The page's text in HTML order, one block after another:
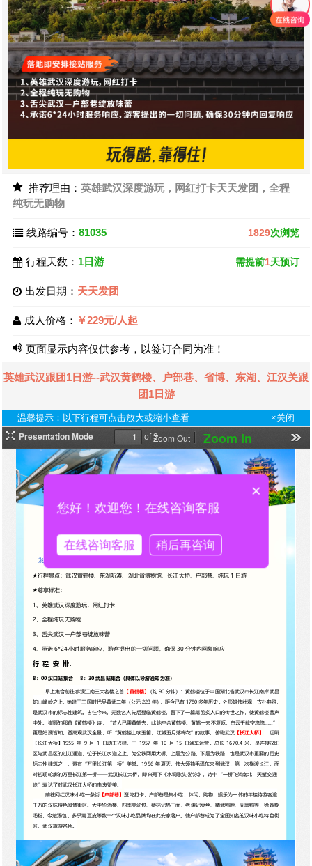
推荐理由： 英雄武汉深度游玩，网红打卡天天发团，全程
纯玩无购物
线路编号： 81035 1829次浏览
行程天数： 1日游 需提前1天预订
出发日期： 天天发团
成人价格： ￥229元/人起
页面显示内容仅供参考，以签订合同为准！
英雄武汉跟团1日游--武汉黄鹤楼、户部巷、省博、东湖、江汉关跟
团1日游
温馨提示：以下行程可点击放大或缩小查看 ×关闭
×
您好！欢迎您！在线咨询客服
在线咨询客服 稍后再咨询